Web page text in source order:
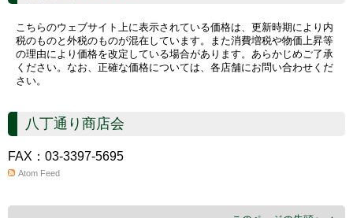
こちらのウェブサイト上に表示されている価格は、更新時期により内
税のものと外税のものが混在しています。また消費増税や物価上昇等
の理由により価格を改定している場合があります。あらかじめご了承
ください。なお、正確な価格については、各店舗にお問い合わせくだ
さい。
八丁通り商店会
FAX：03-3397-5695
Atom Feed